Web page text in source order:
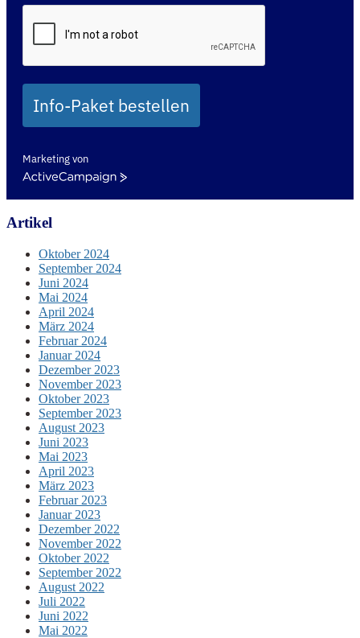
Info-Paket bestellen
Marketing von
ActiveCampaign
Artikel
Oktober 2024
September 2024
Juni 2024
Mai 2024
April 2024
März 2024
Februar 2024
Januar 2024
Dezember 2023
November 2023
Oktober 2023
September 2023
August 2023
Juni 2023
Mai 2023
April 2023
März 2023
Februar 2023
Januar 2023
Dezember 2022
November 2022
Oktober 2022
September 2022
August 2022
Juli 2022
Juni 2022
Mai 2022